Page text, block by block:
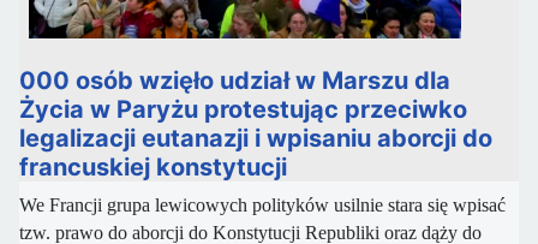
000 osób wzięło udział w Marszu dla
Życia w Paryżu protestując przeciwko
legalizacji eutanazji i wpisaniu aborcji do
francuskiej konstytucji
We Francji grupa lewicowych polityków usilnie stara się wpisać
tzw. prawo do aborcji do Konstytucji Republiki oraz dąży do